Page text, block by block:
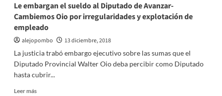
por
la
tormenta
Le embargan el sueldo al Diputado de Avanzar-
Cambiemos Oio por irregularidades y explotación de
empleado
alejopombo
13 diciembre, 2018
La justicia trabó embargo ejecutivo sobre las sumas que el
Diputado Provincial Walter Oio deba percibir como Diputado
hasta cubrir...
Leer másLeer